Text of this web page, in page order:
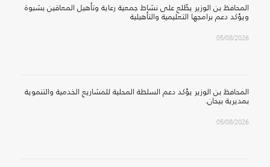
المحافظ بن الوزير يطّلع على نشاط جمعية رعاية وتأهيل المعاقين بشبوة
ويؤكد دعم برامجها التعليمية والتأهيلية
05/08/2026
المحافظ بن الوزير يؤكد دعم السلطة المحلية للمشاريع الخدمية والتنموية
بمديرية بيحان.
05/08/2026